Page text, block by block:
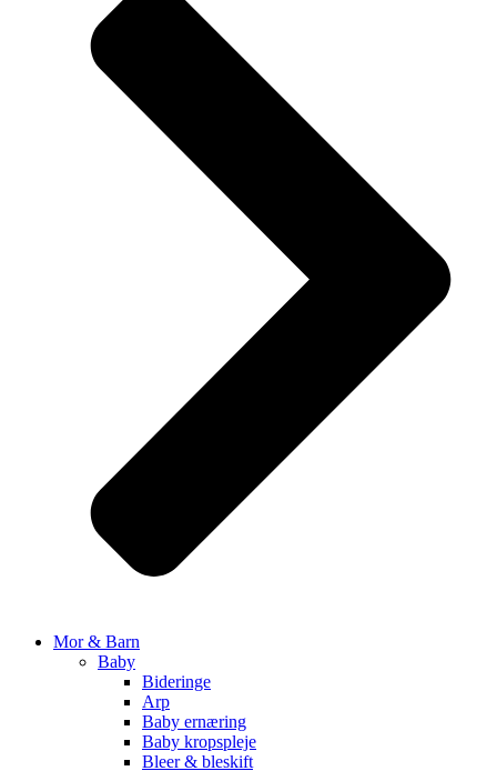
Mor & Barn
Baby
Bideringe
Arp
Baby ernæring
Baby kropspleje
Bleer & bleskift